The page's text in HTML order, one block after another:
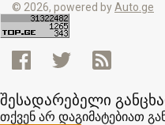
© 2026, powered byAuto.ge
შესადარებელი
თქვენ არ დაგიმატებიათ